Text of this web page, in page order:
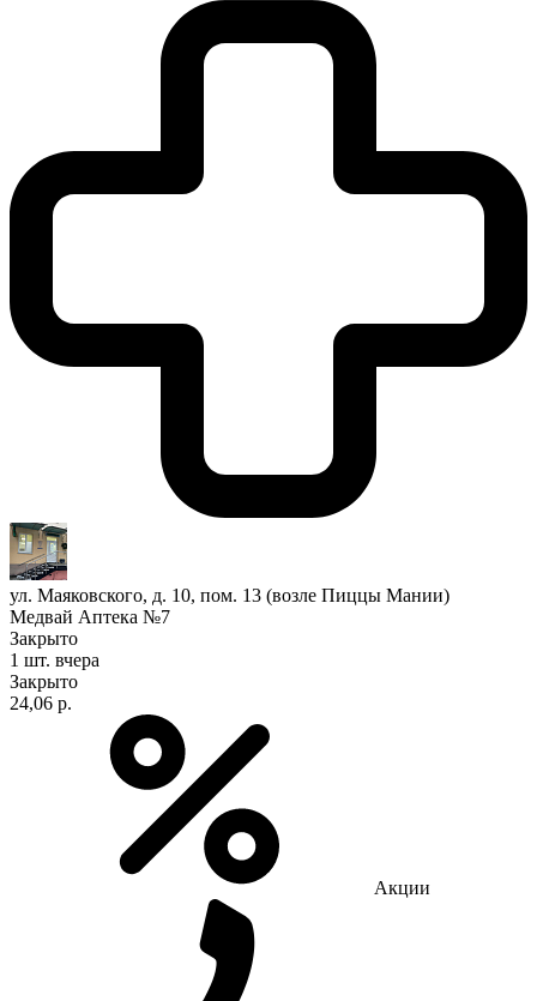
ул. Маяковского, д. 10, пом. 13 (возле Пиццы Мании)
Медвай Аптека №7
Закрыто
1 шт. вчера
Закрыто
24,06 р.
Акции